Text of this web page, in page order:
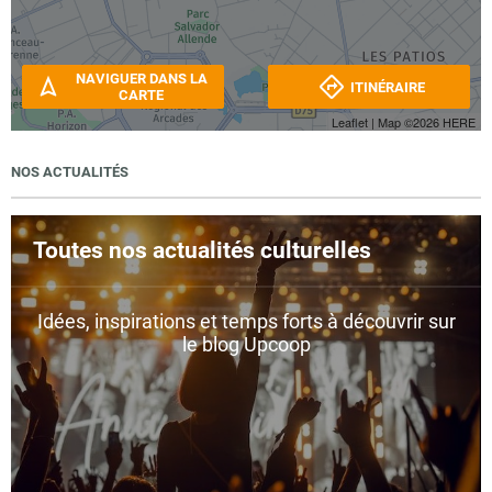
Leaflet | Map ©2026 HERE
NAVIGUER DANS LA
CARTE
ITINÉRAIRE
NOS ACTUALITÉS
Toutes nos actualités culturelles
Idées, inspirations et temps forts à découvrir sur
le blog Upcoop